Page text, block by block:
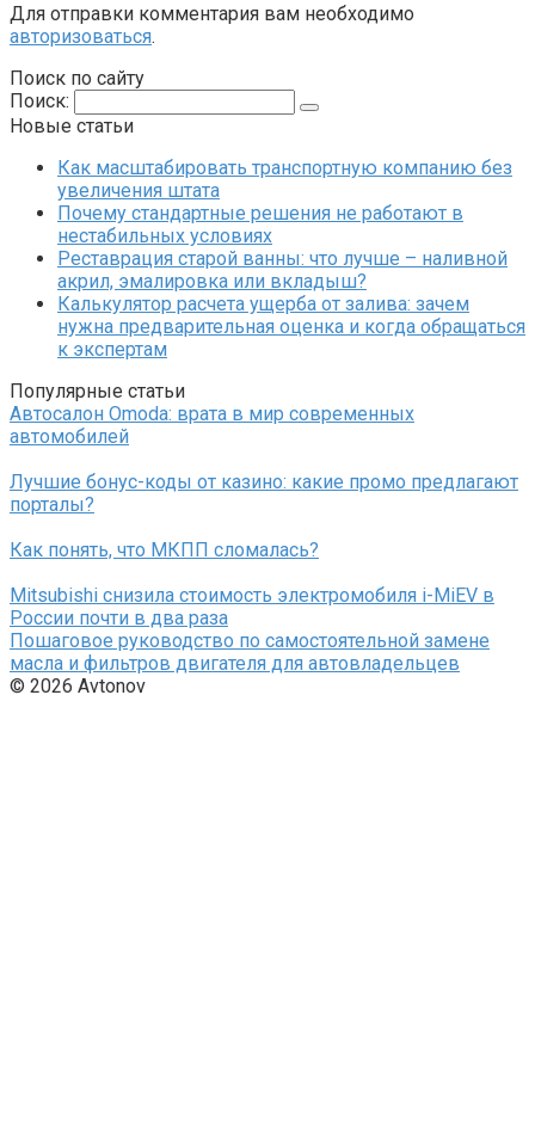
Для отправки комментария вам необходимо
авторизоваться.
Поиск по сайту
Поиск:
Новые статьи
Как масштабировать транспортную компанию без
увеличения штата
Почему стандартные решения не работают в
нестабильных условиях
Реставрация старой ванны: что лучше – наливной
акрил, эмалировка или вкладыш?
Калькулятор расчета ущерба от залива: зачем
нужна предварительная оценка и когда обращаться
к экспертам
Популярные статьи
Автосалон Omoda: врата в мир современных
автомобилей
Лучшие бонус-коды от казино: какие промо предлагают
порталы?
Как понять, что МКПП сломалась?
Mitsubishi снизила стоимость электромобиля i-MiEV в
России почти в два раза
Пошаговое руководство по самостоятельной замене
масла и фильтров двигателя для автовладельцев
© 2026 Avtonov